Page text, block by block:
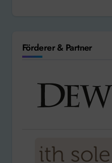
Förderer & Partner